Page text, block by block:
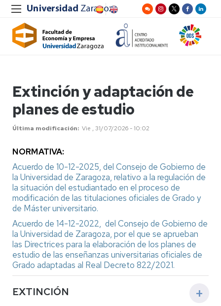
Extinción y adaptación de
planes de estudio
Última modificación Vie , 31/07/2026 - 10:02
NORMATIVA:
Acuerdo de 10-12-2025, del Consejo de Gobierno de
la Universidad de Zaragoza, relativo a la regulación de
la situación del estudiantado en el proceso de
modificación de las titulaciones oficiales de Grado y
de Máster universitario.
Acuerdo de 14-12-2022, del Consejo de Gobierno de
la Universidad de Zaragoza, por el que se aprueban
las Directrices para la elaboración de los planes de
estudio de las enseñanzas universitarias oficiales de
Grado adaptadas al Real Decreto 822/2021.
EXTINCIÓN